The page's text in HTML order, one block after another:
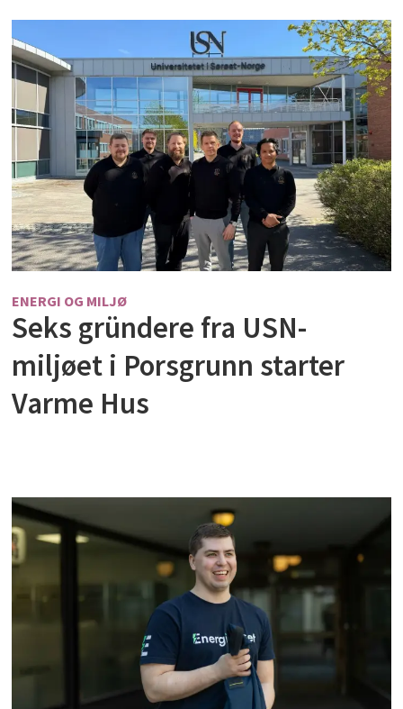
ENERGI OG MILJØ
Seks gründere fra USN-
miljøet i Porsgrunn starter
Varme Hus